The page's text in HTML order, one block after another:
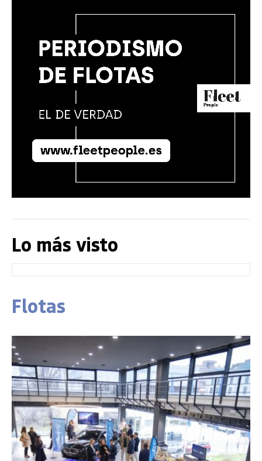
Lo más visto
Flotas